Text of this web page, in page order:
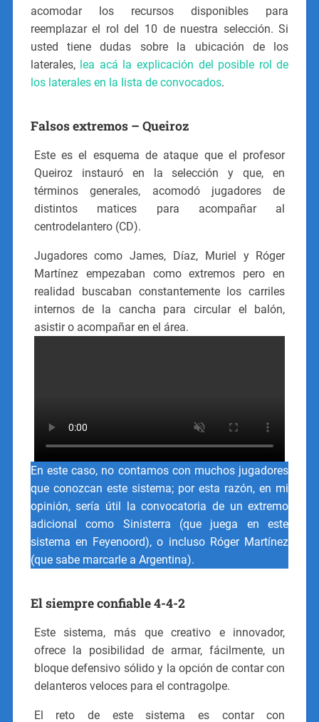
acomodar los recursos disponibles para
reemplazar el rol del 10 de nuestra selección. Si
usted tiene dudas sobre la ubicación de los
laterales, lea acá la explicación del posible rol de
los laterales en la lista de convocados.
Falsos extremos – Queiroz
Este es el esquema de ataque que el profesor
Queiroz instauró en la selección y que, en
términos generales, acomodó jugadores de
distintos matices para acompañar al
centrodelantero (CD).
Jugadores como James, Díaz, Muriel y Róger
Martínez empezaban como extremos pero en
realidad buscaban constantemente los carriles
internos de la cancha para circular el balón,
asistir o acompañar en el área.
En este caso, no contamos con muchos jugadores
que conozcan este sistema; por esta razón, en mi
opinión, sería útil la convocatoria de un extremo
adicional como Sinisterra (que juega en este
sistema en Feyenoord), o incluso Róger Martínez
(que sabe marcarle a Argentina).
El siempre confiable 4-4-2
Este sistema, más que creativo e innovador,
ofrece la posibilidad de armar, fácilmente, un
bloque defensivo sólido y la opción de contar con
delanteros veloces para el contragolpe.
El reto de este sistema es contar con